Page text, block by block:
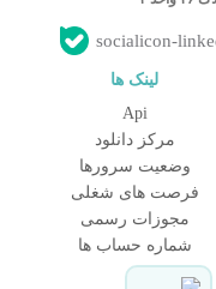
لینک ها
Api
مرکز دانلود
وضعیت سرورها
فرصت های شغلی
مجوزات رسمی
شماره حساب ها